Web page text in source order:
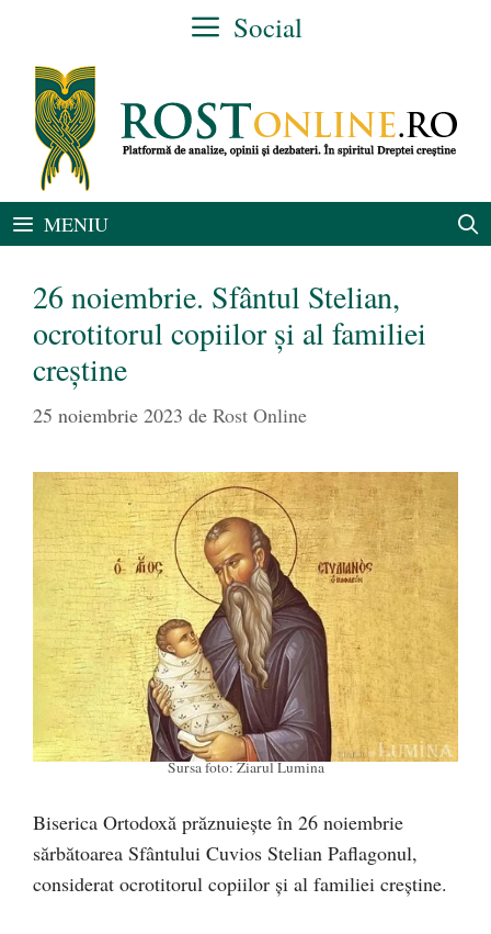
conținut
Social
MENIU
26 noiembrie. Sfântul Stelian,
ocrotitorul copiilor și al familiei
creștine
25 noiembrie 2023 de Rost Online
Sursa foto: Ziarul Lumina
Biserica Ortodoxă prăznuiește în 26 noiembrie
sărbătoarea Sfântului Cuvios Stelian Paflagonul,
considerat ocrotitorul copiilor și al familiei creștine.